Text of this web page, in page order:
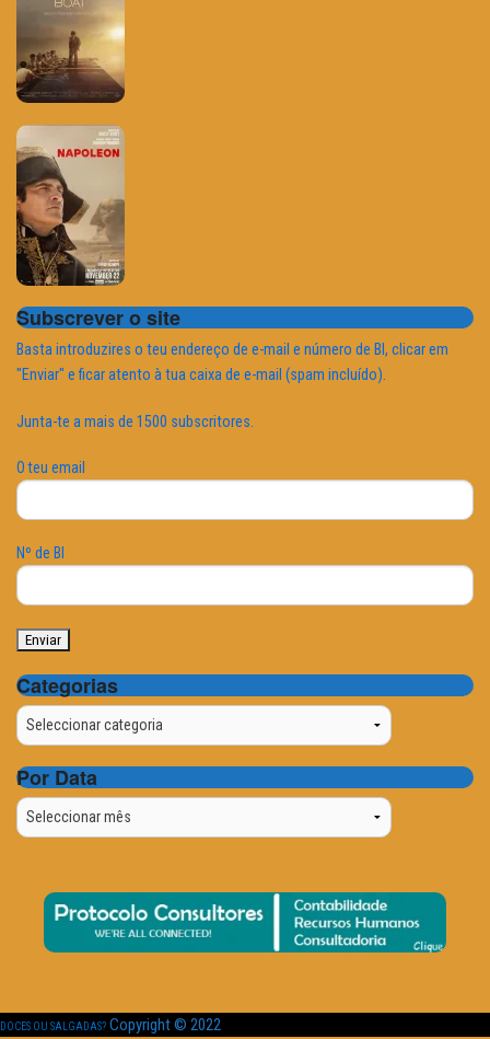
Subscrever o site
Basta introduzires o teu endereço de e-mail e número de BI, clicar em
"Enviar" e ficar atento à tua caixa de e-mail (spam incluído).
Junta-te a mais de 1500 subscritores.
O teu email
Nº de BI
Categorias
Categorias
Por Data
Por
Data
DOCES OU SALGADAS? Copyright © 2022